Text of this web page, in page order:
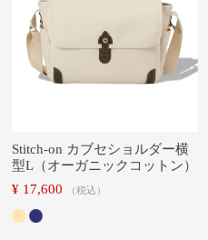
Stitch-on カブセショルダー横
型L（オーガニックコットン）
¥ 17,600 税込